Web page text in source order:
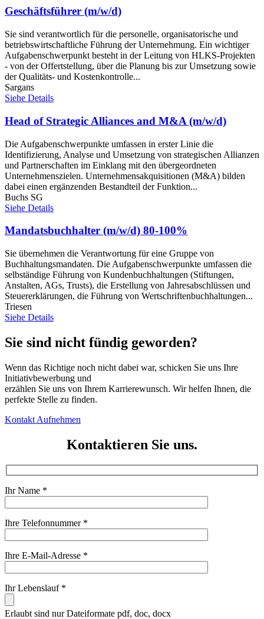
Geschäftsführer (m/w/d)
Sie sind verantwortlich für die personelle, organisatorische und
betriebswirtschaftliche Führung der Unternehmung. Ein wichtiger
Aufgabenschwerpunkt besteht in der Leitung von HLKS-Projekten
- von der Offertstellung, über die Planung bis zur Umsetzung sowie
der Qualitäts- und Kostenkontrolle...
Sargans
Siehe Details
Head of Strategic Alliances and M&A (m/w/d)
Die Aufgabenschwerpunkte umfassen in erster Linie die
Identifizierung, Analyse und Umsetzung von strategischen Allianzen
und Partnerschaften im Einklang mit den übergeordneten
Unternehmenszielen. Unternehmensakquisitionen (M&A) bilden
dabei einen ergänzenden Bestandteil der Funktion...
Buchs SG
Siehe Details
Mandatsbuchhalter (m/w/d) 80-100%
Sie übernehmen die Verantwortung für eine Gruppe von
Buchhaltungsmandaten. Die Aufgabenschwerpunkte umfassen die
selbständige Führung von Kundenbuchhaltungen (Stiftungen,
Anstalten, AGs, Trusts), die Erstellung von Jahresabschlüssen und
Steuererklärungen, die Führung von Wertschriftenbuchhaltungen...
Triesen
Siehe Details
Sie sind nicht fündig geworden?
Wenn das Richtige noch nicht dabei war, schicken Sie uns Ihre
Initiativbewerbung und
erzählen Sie uns von Ihrem Karrierewunsch. Wir helfen Ihnen, die
perfekte Stelle zu finden.
Kontakt Aufnehmen
Kontaktieren Sie uns.
Ihr Name *
Ihre Telefonnummer *
Ihre E-Mail-Adresse *
Ihr Lebenslauf *
Erlaubt sind nur Dateiformate pdf, doc, docx